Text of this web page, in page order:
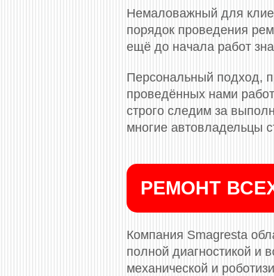
Немаловажный для
порядок проведения
ещё до начала работ
Персональный подход,
проведённых нами
строго следим за
многие автовладельцы
РЕМОНТ
Компания Smagresta
полной диагностикой и
механической и